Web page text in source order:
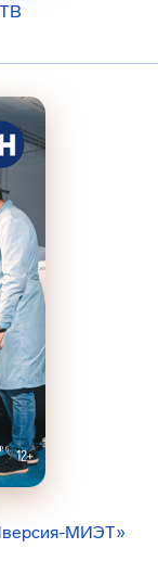
МИЭТ»